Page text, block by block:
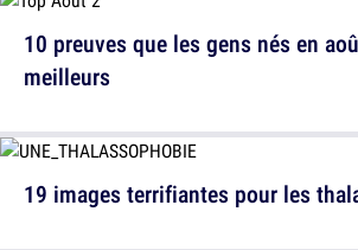
19 images terrifiantes pour les
10 preuves que les gens nés en
meilleurs